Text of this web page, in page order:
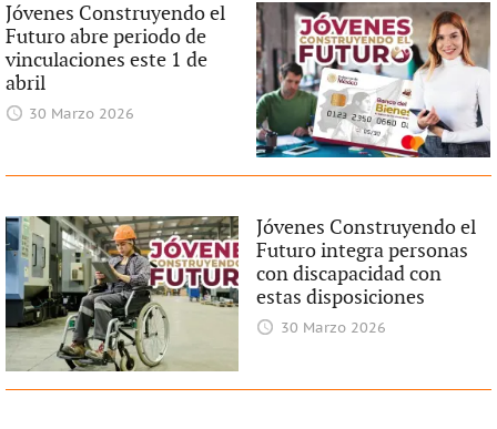
Jóvenes Construyendo el
Futuro abre periodo de
vinculaciones este 1 de
abril
30 Marzo 2026
Jóvenes Construyendo el
Futuro integra personas
con discapacidad con
estas disposiciones
30 Marzo 2026